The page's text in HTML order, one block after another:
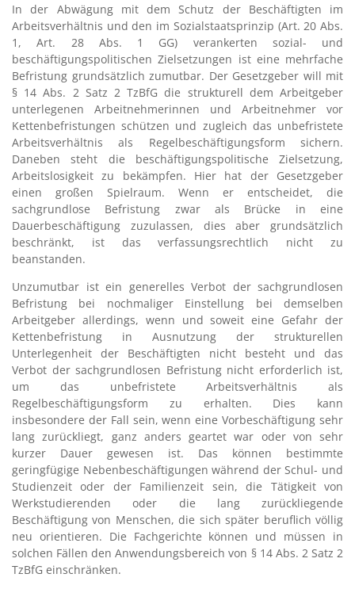
In der Abwägung mit dem Schutz der Beschäftigten im
Arbeitsverhältnis und den im Sozialstaatsprinzip (Art. 20 Abs.
1, Art. 28 Abs. 1 GG) verankerten sozial- und
beschäftigungspolitischen Zielsetzungen ist eine mehrfache
Befristung grundsätzlich zumutbar. Der Gesetzgeber will mit
§ 14 Abs. 2 Satz 2 TzBfG die strukturell dem Arbeitgeber
unterlegenen Arbeitnehmerinnen und Arbeitnehmer vor
Kettenbefristungen schützen und zugleich das unbefristete
Arbeitsverhältnis als Regelbeschäftigungsform sichern.
Daneben steht die beschäftigungspolitische Zielsetzung,
Arbeitslosigkeit zu bekämpfen. Hier hat der Gesetzgeber
einen großen Spielraum. Wenn er entscheidet, die
sachgrundlose Befristung zwar als Brücke in eine
Dauerbeschäftigung zuzulassen, dies aber grundsätzlich
beschränkt, ist das verfassungsrechtlich nicht zu
beanstanden.
Unzumutbar ist ein generelles Verbot der sachgrundlosen
Befristung bei nochmaliger Einstellung bei demselben
Arbeitgeber allerdings, wenn und soweit eine Gefahr der
Kettenbefristung in Ausnutzung der strukturellen
Unterlegenheit der Beschäftigten nicht besteht und das
Verbot der sachgrundlosen Befristung nicht erforderlich ist,
um das unbefristete Arbeitsverhältnis als
Regelbeschäftigungsform zu erhalten. Dies kann
insbesondere der Fall sein, wenn eine Vorbeschäftigung sehr
lang zurückliegt, ganz anders geartet war oder von sehr
kurzer Dauer gewesen ist. Das können bestimmte
geringfügige Nebenbeschäftigungen während der Schul- und
Studienzeit oder der Familienzeit sein, die Tätigkeit von
Werkstudierenden oder die lang zurückliegende
Beschäftigung von Menschen, die sich später beruflich völlig
neu orientieren. Die Fachgerichte können und müssen in
solchen Fällen den Anwendungsbereich von § 14 Abs. 2 Satz 2
TzBfG einschränken.